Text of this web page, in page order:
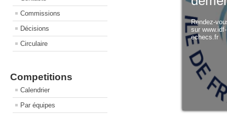
Commissions
Décisions
Circulaire
Competitions
Calendrier
Par équipes
Rendez-
sur
echecs.fr